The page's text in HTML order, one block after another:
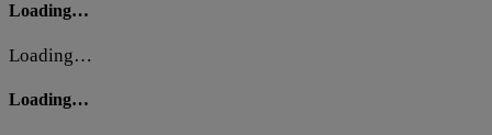
Loading…
Loading…
Loading…